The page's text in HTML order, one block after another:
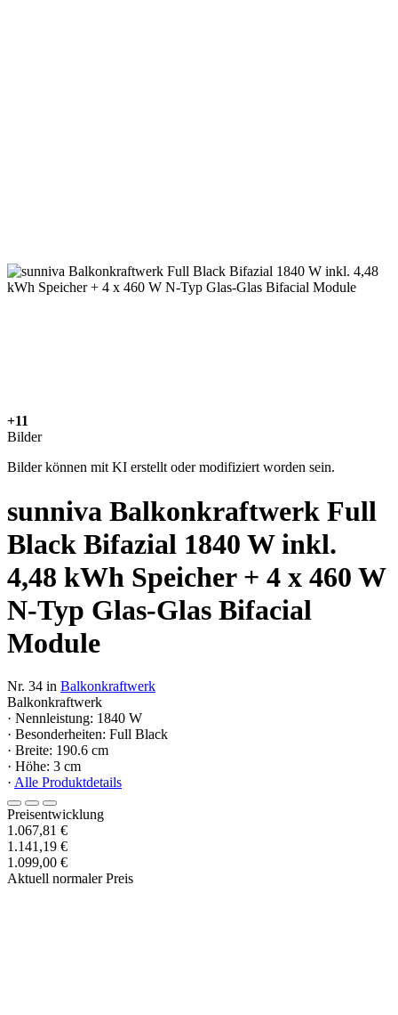
+11
Bilder
Bilder können mit KI erstellt oder modifiziert worden sein.
sunniva Balkonkraftwerk Full
Black Bifazial 1840 W inkl.
4,48 kWh Speicher + 4 x 460 W
N-Typ Glas-Glas Bifacial
Module
Nr. 34 in Balkonkraftwerk
Balkonkraftwerk
· Nennleistung: 1840 W
· Besonderheiten: Full Black
· Breite: 190.6 cm
· Höhe: 3 cm
· Alle Produktdetails
Preisentwicklung
1.067,81 €
1.141,19 €
1.099,00 €
Aktuell normaler Preis